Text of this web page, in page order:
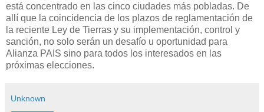
está concentrado en las cinco ciudades más pobladas. De
allí que la coincidencia de los plazos de reglamentación de
la reciente Ley de Tierras y su implementación, control y
sanción, no solo serán un desafío u oportunidad para
Alianza PAIS sino para todos los interesados en las
próximas elecciones.
Unknown